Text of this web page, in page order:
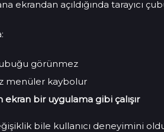
ekrandan açıldığında tarayıcı
görünmez
menüler kaybolur
ekran bir uygulama gibi çalışır
bile kullanıcı deneyimini